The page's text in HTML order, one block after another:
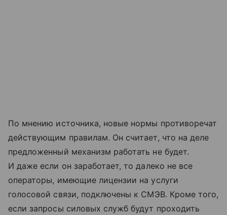
По мнению источника, новые нормы противоречат
действующим правилам. Он считает, что на деле
предложенный механизм работать не будет.
И даже если он заработает, то далеко не все
операторы, имеющие лицензии на услуги
голосовой связи, подключены к СМЭВ. Кроме того,
если запросы силовых служб будут проходить